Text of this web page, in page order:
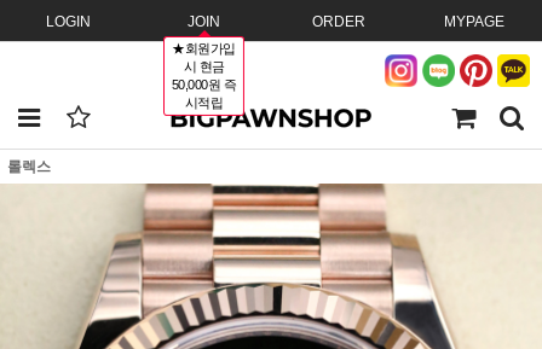
LOGIN JOIN
★회원가입
시 현금
50,000원 즉
시적립
ORDER MYPAGE
롤렉스